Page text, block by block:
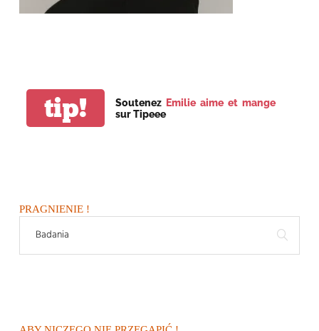
tip! Soutenez Emilie aime et mange
sur Tipeee
PRAGNIENIE !